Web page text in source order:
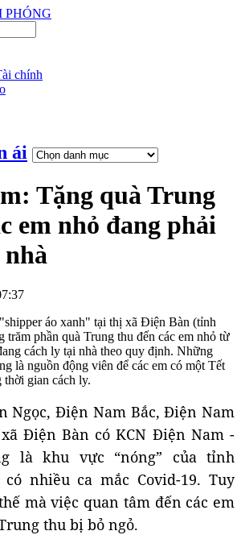
PHÓNG
chính
ái
Tặng quà Trung
em nhỏ đang phải
áo xanh" tại thị xã Điện Bàn (tỉnh
trăm phần quà Trung thu đến các em nhỏ từ
cách ly tại nhà theo quy định. Những
là nguồn động viên để các em có một Tết
gian cách ly.
Ngọc, Điện Nam Bắc, Điện Nam
Điện Bàn có KCN Điện Nam -
là khu vực “nóng” của tỉnh
nhiều ca mắc Covid-19. Tuy
mà việc quan tâm đến các em
thu bị bỏ ngỏ.